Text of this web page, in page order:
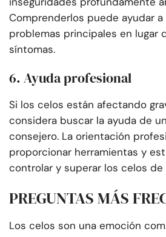
Comprenderlos puede ayudar a
problemas principales en lugar
síntomas.
6. Ayuda profesional
Si los celos están afectando
considera buscar la ayuda de
consejero. La orientación
proporcionar herramientas y
controlar y superar los celos de
PREGUNTAS MÁS
Los celos son una emoción